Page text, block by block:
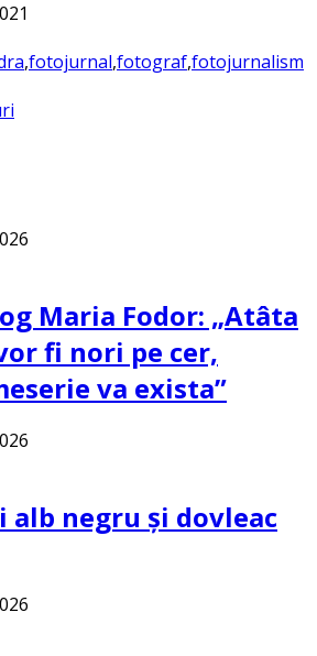
,fotojurnal,fotograf,fotojurnalism
Maria Fodor: „Atâta
fi nori pe cer,
va exista”
alb negru și dovleac